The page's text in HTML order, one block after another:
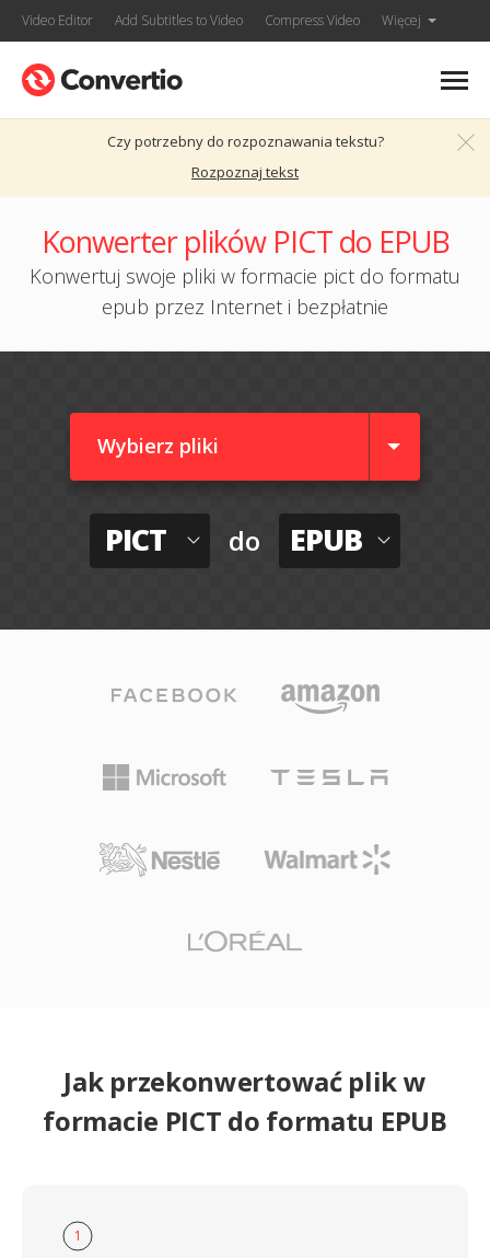
Video Editor Add Subtitles to Video Compress Video Więcej
Czy potrzebny do rozpoznawania tekstu?
Rozpoznaj tekst
Konwerter plików PICT do EPUB
Konwertuj swoje pliki w formacie pict do formatu
epub przez Internet i bezpłatnie
Wybierz pliki
PICT do EPUB
Jak przekonwertować plik w
formacie PICT do formatu EPUB
1